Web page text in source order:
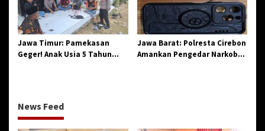
Jawa Timur: Pamekasan
Geger! Anak Usia 5 Tahun
Jawa Barat: Polresta Cirebon
Amankan Pengedar Narkoba
News Feed